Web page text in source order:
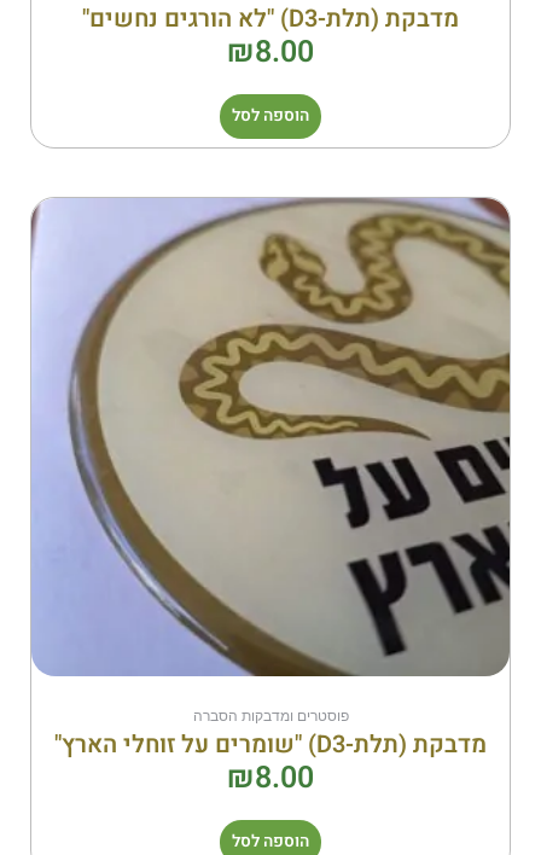
מדבקת (תלת-D3) "לא הורגים נחשים"
₪8.00
הוספה לסל
פוסטרים ומדבקות הסברה
מדבקת (תלת-D3) "שומרים על זוחלי הארץ"
₪8.00
הוספה לסל